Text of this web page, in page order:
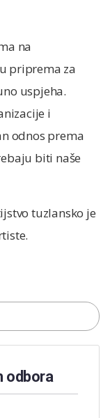
na
priprema za
uspjeha.
i
odnos prema
biti naše
tuzlansko je
odbora​